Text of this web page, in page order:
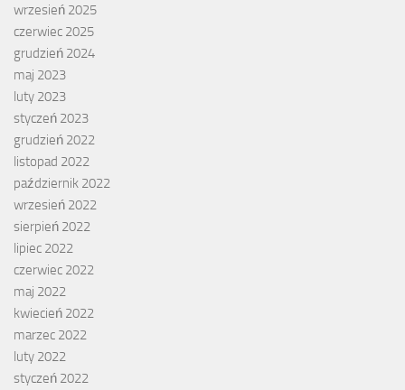
wrzesień 2025
czerwiec 2025
grudzień 2024
maj 2023
luty 2023
styczeń 2023
grudzień 2022
listopad 2022
październik 2022
wrzesień 2022
sierpień 2022
lipiec 2022
czerwiec 2022
maj 2022
kwiecień 2022
marzec 2022
luty 2022
styczeń 2022